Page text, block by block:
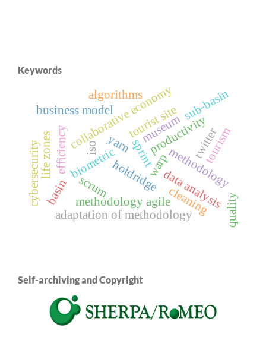
Keywords
scrum
sprint
biometric
methodology agile
yarn
warp
efficiency productivity
adaptation of methodology
methodology
museum
tourist site
collaborative economy
business model
tourism
data analysis
twitter
basin
sub-basin
life zones holdridge
algorithms
cybersecurity iso
quality
cleaning
Self-archiving and Copyright